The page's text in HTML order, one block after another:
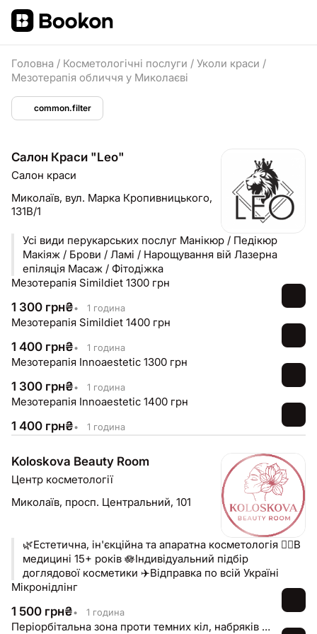
Головна / Косметологічні послуги / Уколи краси /
Мезотерапія обличчя у Миколаєві
common.filter
Салон Краси "Leo"
Салон краси
Миколаїв, вул. Марка Кропивницького,
131В/1
Усі види перукарських послуг Манікюр / Педікюр
Макіяж / Брови / Ламі / Нарощування вій Лазерна
епіляція Масаж / Фітодіжка
Мезотерапія Simildiet 1300 грн
1 300 грн₴• 1 година
Мезотерапія Simildiet 1400 грн
1 400 грн₴• 1 година
Мезотерапія Innoaestetic 1300 грн
1 300 грн₴• 1 година
Мезотерапія Innoaestetic 1400 грн
1 400 грн₴• 1 година
Koloskova Beauty Room
Центр косметології
Миколаїв, просп. Центральний, 101
🌿Естетична, ін'єкційна та апаратна косметологія 👩‍⚕️В
медицині 15+ років 🪷Індивідуальний підбір
доглядової косметики ✈️Відправка по всій Україні
Мікронідлінг
1 500 грн₴• 1 година
Періорбітальна зона проти темних кіл, набряків та гриж (Південна Корея)